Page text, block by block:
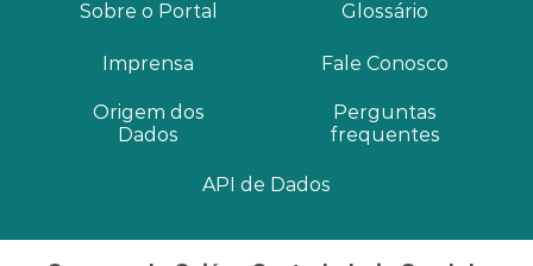
Sobre o Portal Glossário
Imprensa Fale Conosco
Origem dos
Dados
Perguntas
frequentes
API de Dados